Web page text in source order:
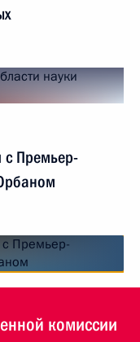
с Премьер-
комиссии